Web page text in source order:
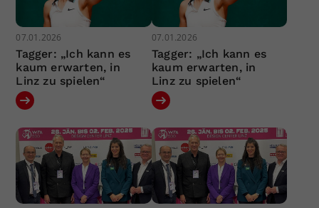
07.01.2026
Tagger: „Ich kann es
kaum erwarten, in
Linz zu spielen“
07.01.2026
Tagger: „Ich kann es
kaum erwarten, in
Linz zu spielen“